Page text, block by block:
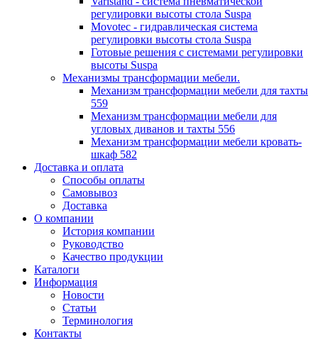
регулировки высоты стола Suspa
Movotec - гидравлическая система
регулировки высоты стола Suspa
Готовые решения с системами регулировки
высоты Suspa
Механизмы трансформации мебели.
Механизм трансформации мебели для тахты
559
Механизм трансформации мебели для
угловых диванов и тахты 556
Механизм трансформации мебели кровать-
шкаф 582
Доставка и оплата
Способы оплаты
Самовывоз
Доставка
О компании
История компании
Руководство
Качество продукции
Каталоги
Информация
Новости
Статьи
Терминология
Контакты